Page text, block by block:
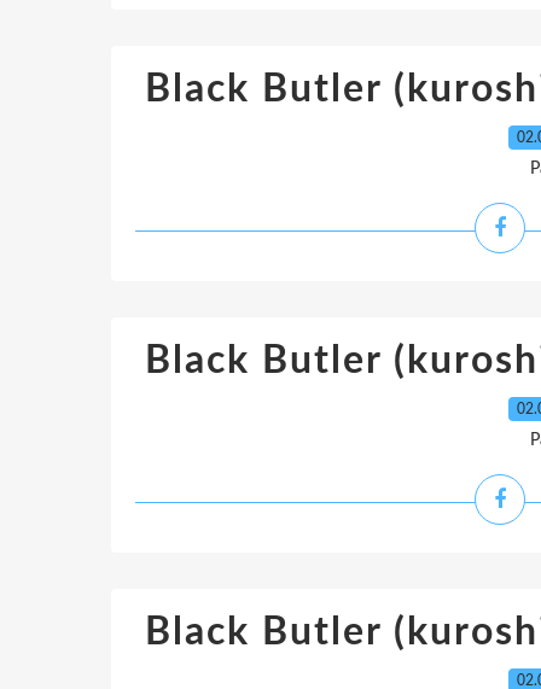
Black Butler
Black Butler
Black Butler